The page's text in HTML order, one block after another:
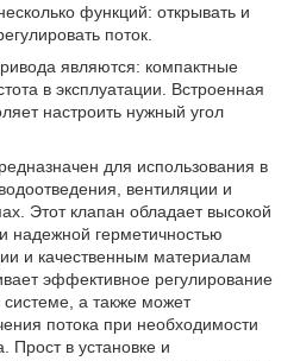
функций: открывать и
поток.
являются: компактные
в эксплуатации. Встроенная
настроить нужный угол
для использования в
вентиляции и
Этот клапан обладает высокой
надежной герметичностью
и качественным материалам
эффективное регулирование
системе, а также может
потока при необходимости
Прост в установке и